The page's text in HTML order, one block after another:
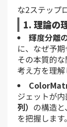
な2ステップ
1. 理論の
輝度分離
に、なぜ予
その本質的
考え方を理解
ジェットが
列） の構造と、
を把握します。